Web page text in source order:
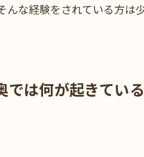
な経験をされている方は
では何が起きてい